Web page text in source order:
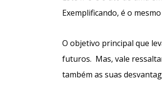
Exemplificando, é o
O objetivo principal que
futuros. Mas, vale
também as suas